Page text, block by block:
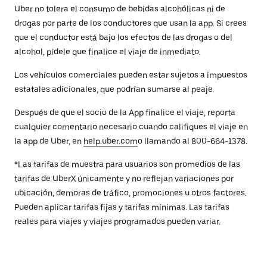
Uber no tolera el consumo de bebidas alcohólicas ni de
drogas por parte de los conductores que usan la app. Si crees
que el conductor está bajo los efectos de las drogas o del
alcohol, pídele que finalice el viaje de inmediato.
Los vehículos comerciales pueden estar sujetos a impuestos
estatales adicionales, que podrían sumarse al peaje.
Después de que el socio de la App finalice el viaje, reporta
cualquier comentario necesario cuando califiques el viaje en
la app de Uber, en help.uber.como llamando al 800-664-1378.
*Las tarifas de muestra para usuarios son promedios de las
tarifas de UberX únicamente y no reflejan variaciones por
ubicación, demoras de tráfico, promociones u otros factores.
Pueden aplicar tarifas fijas y tarifas mínimas. Las tarifas
reales para viajes y viajes programados pueden variar.